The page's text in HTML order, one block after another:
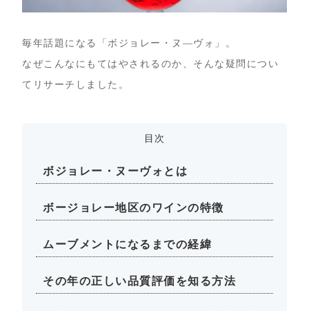
毎年話題になる「ボジョレー・ヌ―ヴォ」。
なぜこんなにもてはやされるのか、そんな疑問につい
てリサーチしました。
目次
ボジョレー・ヌーヴォとは
ボージョレー地区のワインの特徴
ムーブメントになるまでの経緯
その年の正しい品質評価を知る方法